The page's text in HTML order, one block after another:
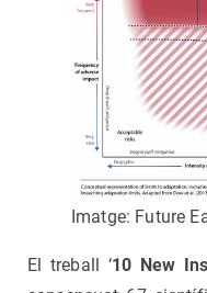
Imatge: Future
El treball ‘10 New